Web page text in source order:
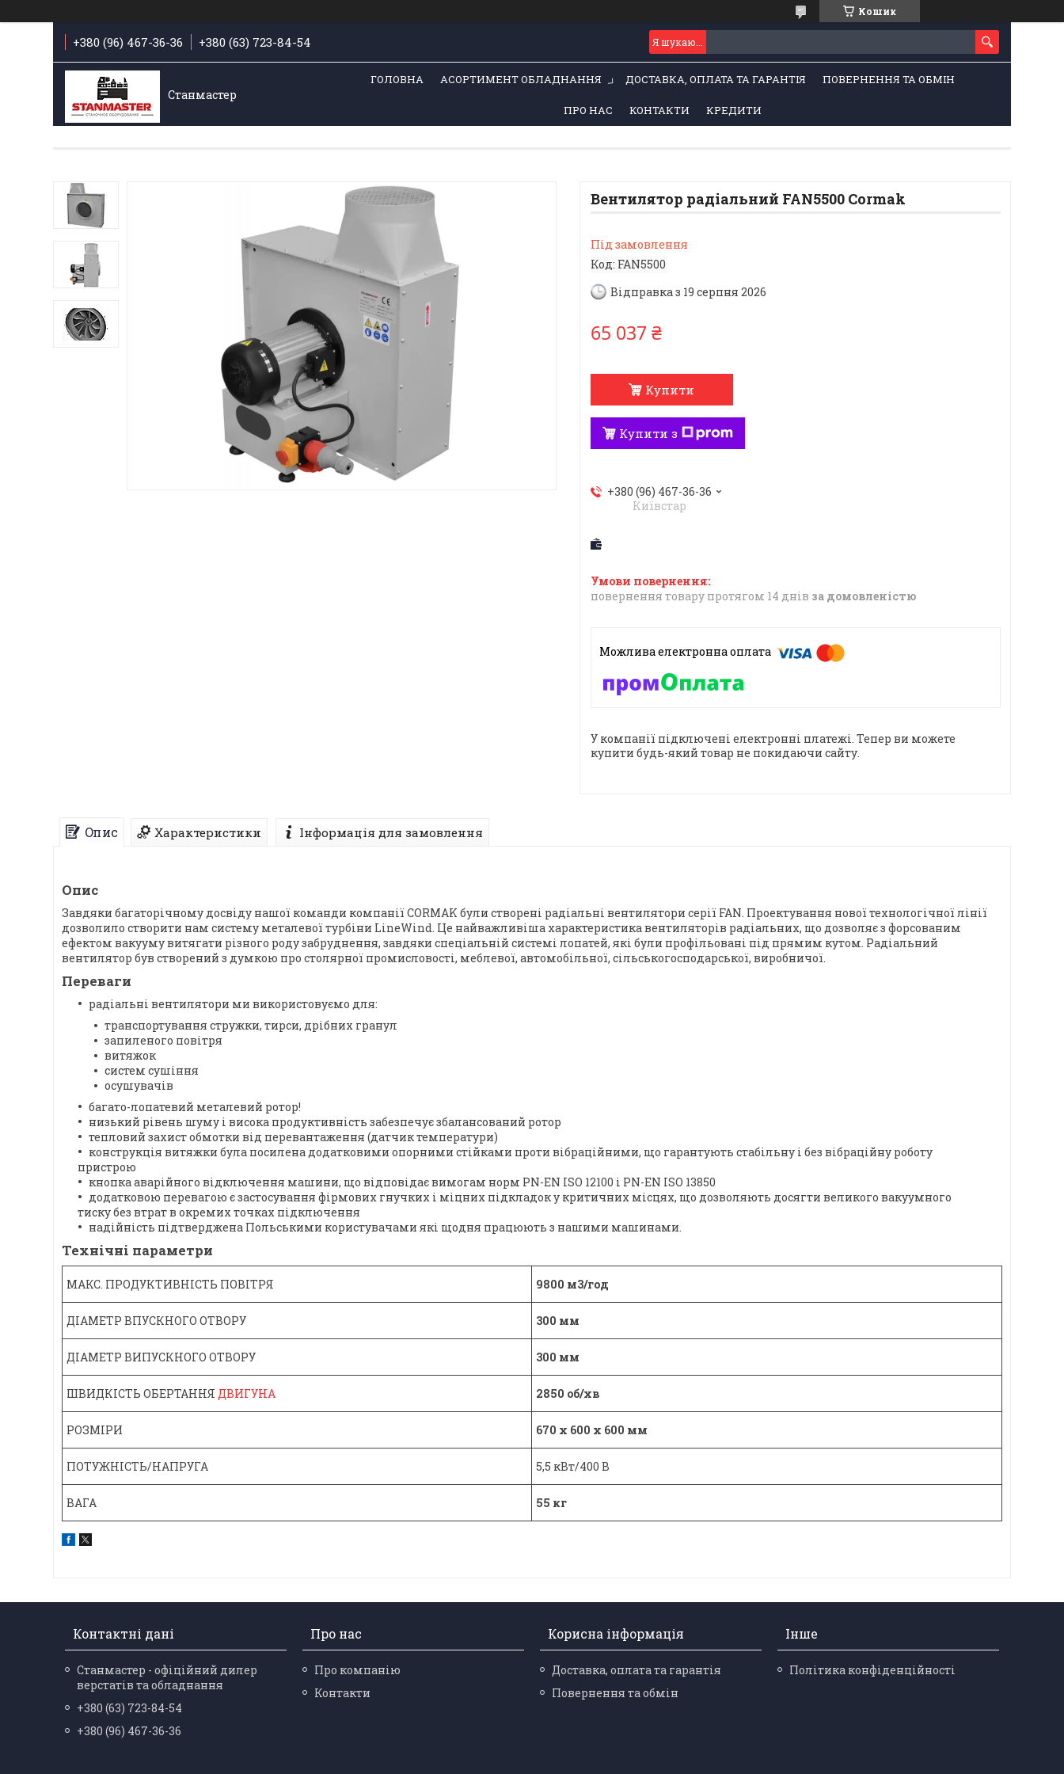
Кошик
+380 (96) 467-36-36 +380 (63) 723-84-54
Станмастер
ГОЛОВНА АСОРТИМЕНТ ОБЛАДНАННЯ ДОСТАВКА, ОПЛАТА ТА ГАРАНТІЯ ПОВЕРНЕННЯ ТА ОБМІН
ПРО НАС КОНТАКТИ КРЕДИТИ
Вентилятор радіальний FAN5500 Cormak
Під замовлення
Код: FAN5500
Відправка з 19 серпня 2026
65 037 ₴
Купити
Купити з
+380 (96) 467-36-36
Київстар
повернення товару протягом 14 днів за домовленістю
У компанії підключені електронні платежі. Тепер ви можете
купити будь-який товар не покидаючи сайту.
Опис Характеристики Інформація для замовлення
Опис
Завдяки багаторічному досвіду нашої команди компанії CORMAK були створені радіальні вентилятори серії FAN. Проектування нової технологічної лінії
дозволило створити нам систему металевої турбіни LineWind. Це найважливіша характеристика вентиляторів радіальних, що дозволяє з форсованим
ефектом вакууму витягати різного роду забруднення, завдяки спеціальній системі лопатей, які були профільовані під прямим кутом. Радіальний
вентилятор був створений з думкою про столярної промисловості, меблевої, автомобільної, сільськогосподарської, виробничої.
Переваги
радіальні вентилятори ми використовуємо для:
транспортування стружки, тирси, дрібних гранул
запиленого повітря
витяжок
систем сушіння
осушувачів
багато-лопатевий металевий ротор!
низький рівень шуму і висока продуктивність забезпечує збалансований ротор
тепловий захист обмотки від перевантаження (датчик температури)
конструкція витяжки була посилена додатковими опорними стійками проти вібраційними, що гарантують стабільну і без вібраційну роботу
пристрою
кнопка аварійного відключення машини, що відповідає вимогам норм PN-EN ISO 12100 і PN-EN ISO 13850
додатковою перевагою є застосування фірмових гнучких і міцних підкладок у критичних місцях, що дозволяють досягти великого вакуумного
тиску без втрат в окремих точках підключення
надійність підтверджена Польськими користувачами які щодня працюють з нашими машинами.
Технічні параметри
МАКС. ПРОДУКТИВНІСТЬ ПОВІТРЯ 9800 м3/год
ДІАМЕТР ВПУСКНОГО ОТВОРУ 300 мм
ДІАМЕТР ВИПУСКНОГО ОТВОРУ 300 мм
ШВИДКІСТЬ ОБЕРТАННЯ ДВИГУНА 2850 об/хв
РОЗМІРИ 670 x 600 x 600 мм
ПОТУЖНІСТЬ/НАПРУГА 5,5 кВт/400 В
ВАГА 55 кг
Контактні дані
Станмастер - офіційний дилер
верстатів та обладнання
+380 (63) 723-84-54
+380 (96) 467-36-36
Про нас
Про компанію
Контакти
Корисна інформація
Доставка, оплата та гарантія
Повернення та обмін
Інше
Політика конфіденційності